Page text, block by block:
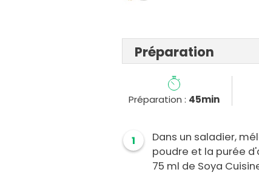
Préparation
Préparation : 45min
1
Dans un saladier,
poudre et la purée
75 ml de Soya